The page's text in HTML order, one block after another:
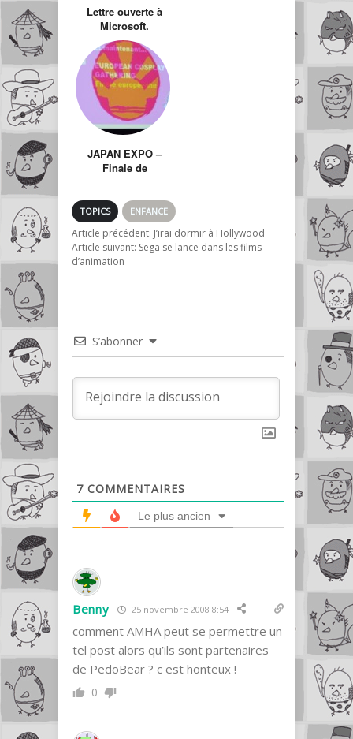
Lettre ouverte à
Microsoft.
JAPAN EXPO –
Finale de
TOPICS ENFANCE
Article précédent: J’irai dormir à Hollywood
Article suivant: Sega se lance dans les films
d’animation
S’abonner
7 COMMENTAIRES
Le plus ancien
Benny 25 novembre 2008 8:54
comment AMHA peut se permettre un
tel post alors qu’ils sont partenaires
de PedoBear ? c est honteux !
0